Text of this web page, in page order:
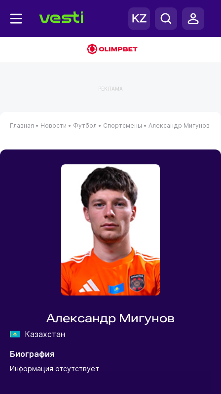
РЕКЛАМА
Главная • Новости • Футбол • Спортсмены • Александр Мигунов
Александр Мигунов
Казахстан
Биография
Информация отсутствует